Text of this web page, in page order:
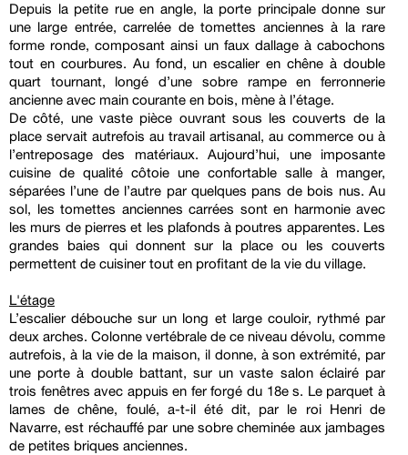
Depuis la petite rue en angle, la porte principale donne sur
une large entrée, carrelée de tomettes anciennes à la rare
forme ronde, composant ainsi un faux dallage à cabochons
tout en courbures. Au fond, un escalier en chêne à double
quart tournant, longé d’une sobre rampe en ferronnerie
ancienne avec main courante en bois, mène à l’étage.
De côté, une vaste pièce ouvrant sous les couverts de la
place servait autrefois au travail artisanal, au commerce ou à
l’entreposage des matériaux. Aujourd’hui, une imposante
cuisine de qualité côtoie une confortable salle à manger,
séparées l’une de l’autre par quelques pans de bois nus. Au
sol, les tomettes anciennes carrées sont en harmonie avec
les murs de pierres et les plafonds à poutres apparentes. Les
grandes baies qui donnent sur la place ou les couverts
permettent de cuisiner tout en profitant de la vie du village.
L'étage
L’escalier débouche sur un long et large couloir, rythmé par
deux arches. Colonne vertébrale de ce niveau dévolu, comme
autrefois, à la vie de la maison, il donne, à son extrémité, par
une porte à double battant, sur un vaste salon éclairé par
trois fenêtres avec appuis en fer forgé du 18e s. Le parquet à
lames de chêne, foulé, a-t-il été dit, par le roi Henri de
Navarre, est réchauffé par une sobre cheminée aux jambages
de petites briques anciennes.